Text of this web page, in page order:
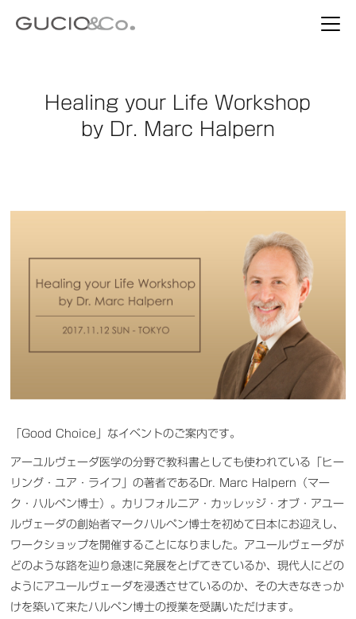
Healing your Life Workshop
by Dr. Marc Halpern
「Good Choice」なイベントのご案内です。
アーユルヴェーダ医学の分野で教科書としても使われている「ヒー
リング・ユア・ライフ」の著者であるDr. Marc Halpern（マー
ク・ハルペン博士）。カリフォルニア・カッレッジ・オブ・アユー
ルヴェーダの創始者マークハルペン博士を初めて日本にお迎えし、
ワークショップを開催することになりました。アユールヴェーダが
どのような路を辿り急速に発展をとげてきているか、現代人にどの
ようにアユールヴェーダを浸透させているのか、その大きなきっか
けを築いて来たハルペン博士の授業を受講いただけます。